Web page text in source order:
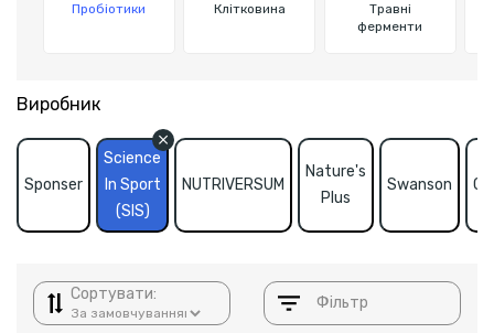
Пробіотики Клітковина
Травні
ферменти
Виробник
Sponser
Science
In Sport
(SIS)
NUTRIVERSUM
Nature's
Plus
Swanson
Сортувати: Фільтр